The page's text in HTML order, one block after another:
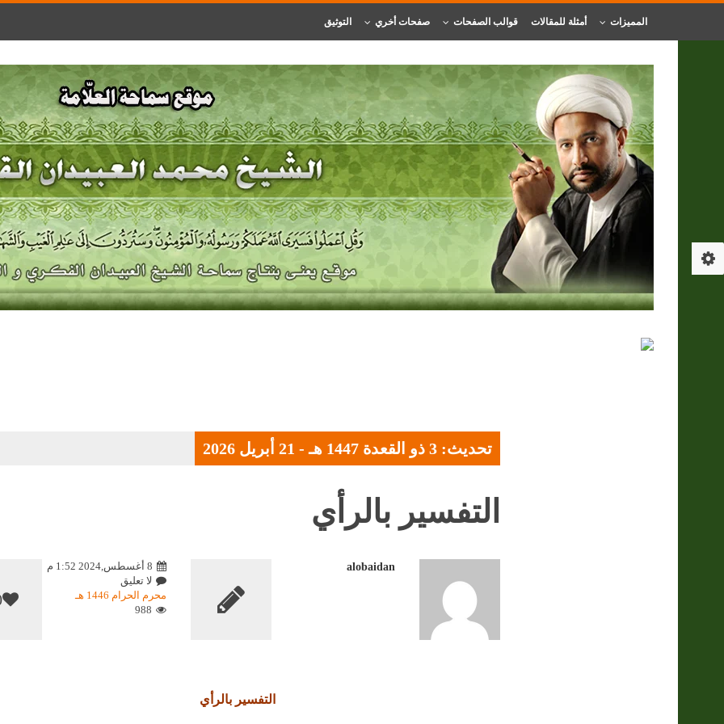
المميزات أمثلة للمقالات قوالب الصفحات صفحات أخري التوثيق
تحديث: 3 ذو القعدة 1447 هـ - 21 أبريل 2026
التفسير بالرأي
alobaidan
8 أغسطس,2024 1:52 م
لا تعليق
محرم الحرام 1446 هـ
988
التفسير بالرأي